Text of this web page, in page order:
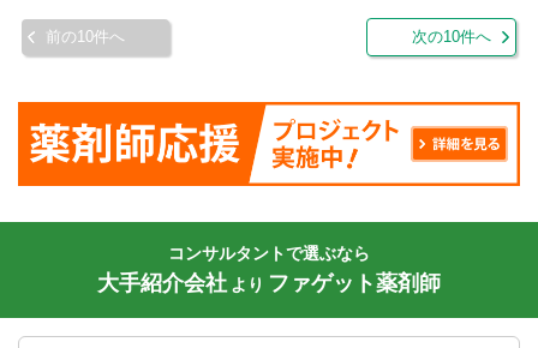
前の10件へ 次の10件へ
コンサルタントで選ぶなら
大手紹介会社 より ファゲット薬剤師